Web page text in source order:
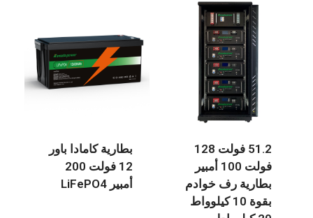
51.2 فولت 128
فولت 100 أمبير
بطارية رف خوادم
بقوة 10 كيلوواط
بطارية كامادا باور
12 فولت 200
أمبير LiFePO4